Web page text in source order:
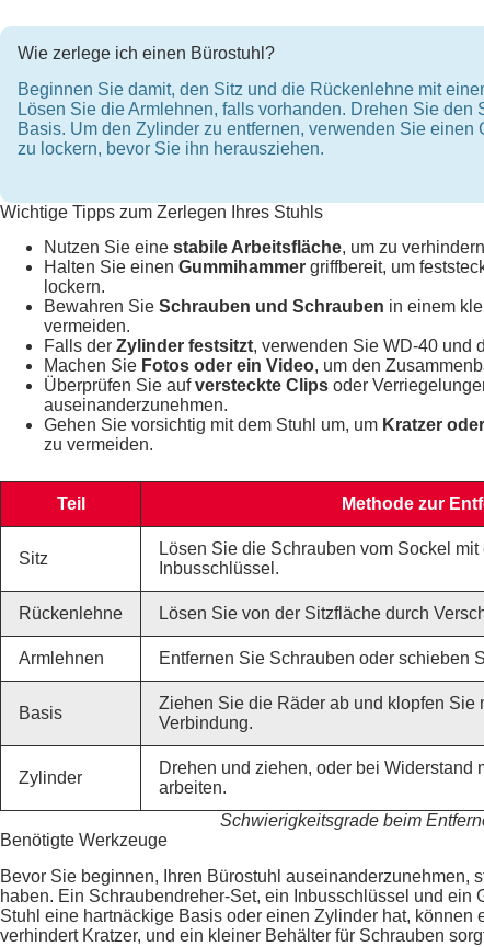
Wie zerlege ich einen Bürostuhl?
Beginnen Sie damit, den Sitz und die Rückenlehne mit
Lösen Sie die Armlehnen, falls vorhanden. Drehen Sie
Basis. Um den Zylinder zu entfernen, verwenden Sie
zu lockern, bevor Sie ihn herausziehen.
Wichtige Tipps zum Zerlegen Ihres Stuhls
Nutzen Sie eine stabile Arbeitsfläche, um zu
Halten Sie einen Gummihammer griffbereit, um
lockern.
Bewahren Sie Schrauben und Schrauben in einem
vermeiden.
Falls der Zylinder festsitzt, verwenden Sie WD-40 und
Machen Sie Fotos oder ein Video, um den
Überprüfen Sie aufversteckte Clips oder
auseinanderzunehmen.
Gehen Sie vorsichtig mit dem Stuhl um, um Kratzer
zu vermeiden.
Teil Methode zur
Sitz
Lösen Sie die Schrauben vom Sockel
Inbusschlüssel.
Rückenlehne Lösen Sie von der Sitzfläche durch
Armlehnen Entfernen Sie Schrauben oder schieben
Basis
Ziehen Sie die Räder ab und klopfen Sie
Verbindung.
Zylinder
Drehen und ziehen, oder bei Widerstand
arbeiten.
Schwierigkeitsgrade beim
Benötigte Werkzeuge
Bevor Sie beginnen, Ihren Bürostuhl
haben. Ein Schraubendreher-Set, ein Inbusschlüssel und
Stuhl eine hartnäckige Basis oder einen Zylinder hat,
verhindert Kratzer, und ein kleiner Behälter für Schrauben